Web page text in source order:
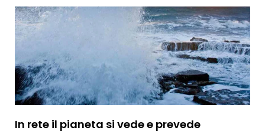
In rete il pianeta si vede e prevede